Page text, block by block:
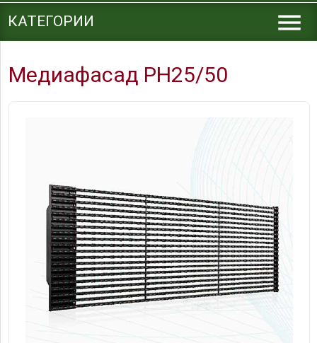
КАТЕГОРИИ 
Медиафасад PH25/50